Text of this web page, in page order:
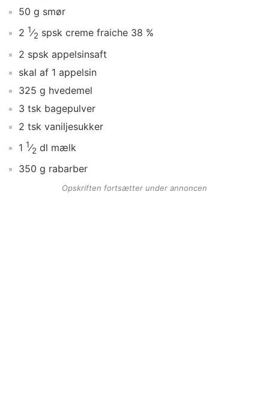
50 g smør
2 1⁄2 spsk creme fraiche 38 %
2 spsk appelsinsaft
skal af 1 appelsin
325 g hvedemel
3 tsk bagepulver
2 tsk vaniljesukker
1 1⁄2 dl mælk
350 g rabarber
Opskriften fortsætter under annoncen